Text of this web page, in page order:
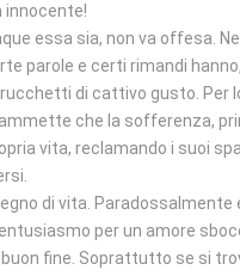
innocente!
essa sia, non va offesa.
parole e certi rimandi
di cattivo gusto. Per
che la sofferenza,
vita, reclamando i suoi
di vita. Paradossalmente
per un amore
fine. Soprattutto se si